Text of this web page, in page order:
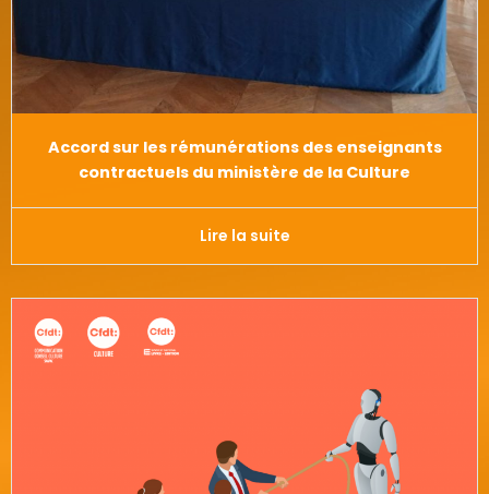
Accord sur les rémunérations des enseignants
contractuels du ministère de la Culture
Lire la suite